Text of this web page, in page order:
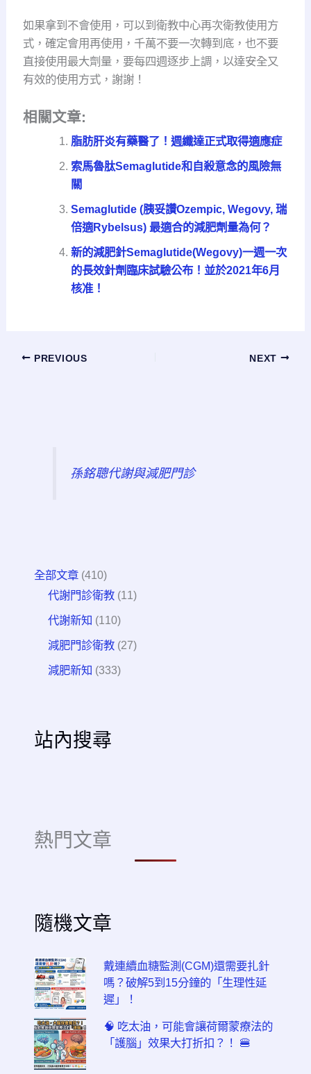
如果拿到不會使用，可以到衛教中心再次衛教使用方
式，確定會用再使用，千萬不要一次轉到底，也不要
直接使用最大劑量，要每四週逐步上調，以達安全又
有效的使用方式，謝謝！
相關文章:
脂肪肝炎有藥醫了！週纖達正式取得適應症
索馬魯肽Semaglutide和自殺意念的風險無
關
Semaglutide (胰妥讚Ozempic, Wegovy, 瑞
倍適Rybelsus) 最適合的減肥劑量為何？
新的減肥針Semaglutide(Wegovy)一週一次
的長效針劑臨床試驗公布！並於2021年6月
核准！
PREVIOUS NEXT
孫銘聰代謝與減肥門診
全部文章 (410)
代謝門診衛教 (11)
代謝新知 (110)
減肥門診衛教 (27)
減肥新知 (333)
站內搜尋
熱門文章
隨機文章
戴連續血糖監測(CGM)還需要扎針
嗎？破解5到15分鐘的「生理性延
遲」！
🧠 吃太油，可能會讓荷爾蒙療法的
「護腦」效果大打折扣？！ 🍔